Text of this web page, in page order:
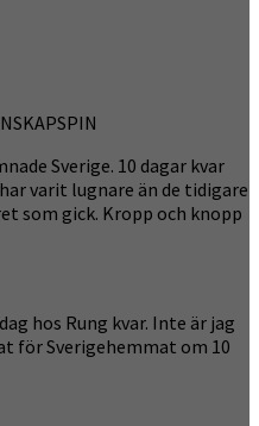
Sverige. 10 dagar kvar
varit lugnare än de tidigare
som gick. Kropp och knopp
hos Rung kvar. Inte är jag
för Sverigehemmat om 10